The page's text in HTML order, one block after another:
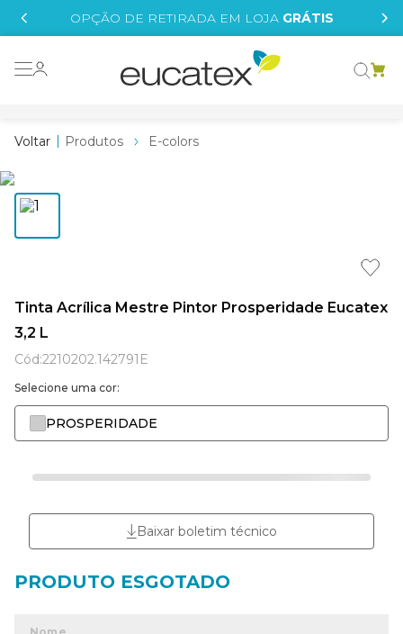
OPÇÃO DE RETIRADA EM LOJA GRÁTIS
Produtos E-colors
Tinta Acrílica Mestre Pintor Prosperidade Eucatex
3,2 L
Cód:2210202.142791E
Selecione uma cor:
PROSPERIDADE
Baixar boletim técnico
tinta